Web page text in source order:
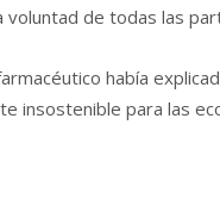
de todas las
había
insostenible para las